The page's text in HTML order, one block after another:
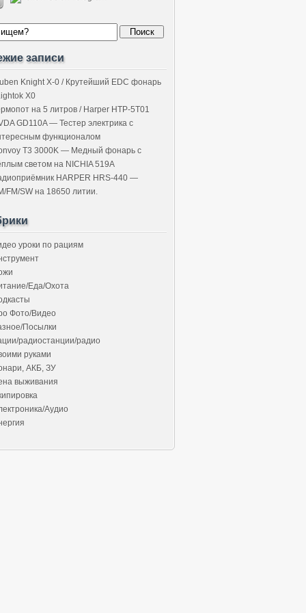
записи
Knight X-0 / Крутейший EDC фонарь
X0
на 5 литров / Harper HTP-5T01
GD110A — Тестер электрика с
функционалом
T3 3000K — Медный фонарь с
светом на NICHIA 519A
HARPER HRS-440 —
FM/SW на 18650 литии.
уроки по рациям
Еда/Охота
Фото/Видео
Посылки
радиостанции/радио
руками
АКБ, ЗУ
выживания
Аудио